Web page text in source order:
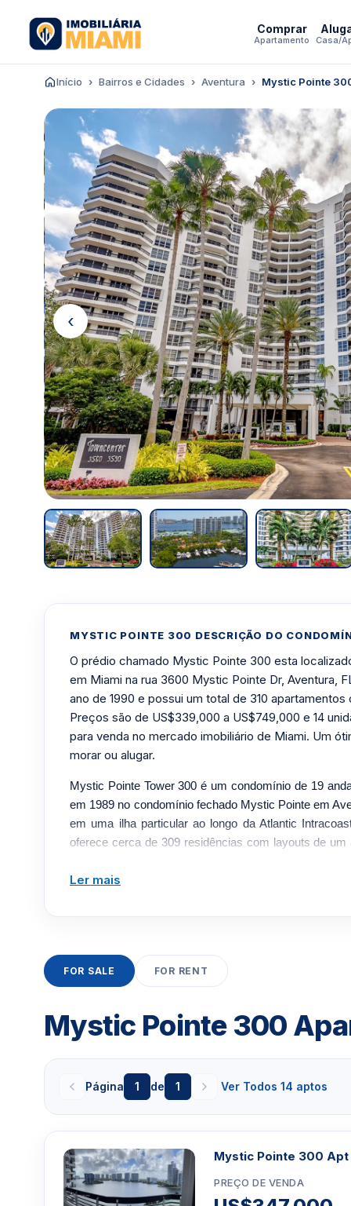
Comprar
Apartamento Casa/
Início Bairros e Cidades Aventura Mystic Pointe
‹
MYSTIC POINTE 300 DESCRIÇÃO DO
O prédio chamado Mystic Pointe 300 esta
em Miami na rua 3600 Mystic Pointe Dr, Aventura,
ano de 1990 e possui um total de 310
Preços são de US$339,000 a US$749,000 e 14
para venda no mercado imobiliário de Miami. Um
morar ou alugar.
Mystic Pointe Tower 300 é um condomínio de 19
em 1989 no condomínio fechado Mystic Pointe em
em uma ilha particular ao longo da Atlantic
oferece cerca de 309 residências com layouts de
frente à baía, varandas envolventes, cozinhas
mármore, e os residentes desfrutam de uma
mais ampla, eles também têm acesso a quadras
basquete, trilhas para ciclismo e corrida,
serviço completo oferece segurança fechada 24
propriedade no local e estacionamento com
Piscina e terraço à beira-marSpa / banheira de
mármoreCentro de negóciosSegurança fechada 24
propriedade no localEstacionamento com
restaurante e salão de beleza no localAceita animais
Ler mais
FOR SALE FOR RENT
Mystic Pointe 300
Página 1 de 1 Ver Todos 14 aptos
Mystic Pointe 300 Apt
PREÇO DE VENDA